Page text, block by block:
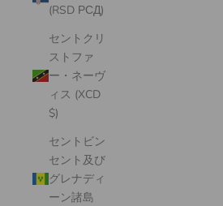
(RSD РСД)
セントクリ
ストファ
ー・ネーヴ
ィス (XCD
$)
セントビン
セント及び
グレナディ
ーン諸島